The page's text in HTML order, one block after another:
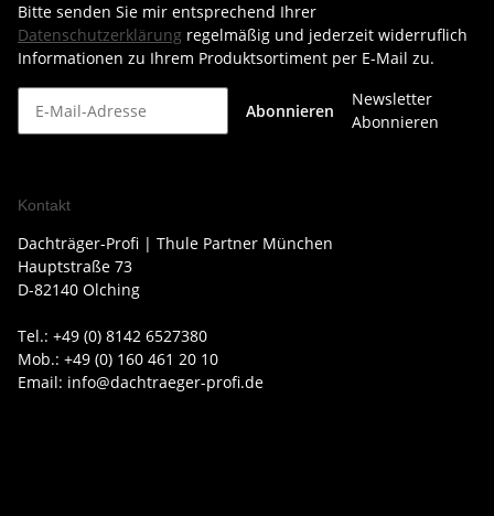
Bitte senden Sie mir entsprechend Ihrer
Datenschutzerklärung regelmäßig und jederzeit widerruflich
Informationen zu Ihrem Produktsortiment per E-Mail zu.
Abonnieren
Newsletter
Abonnieren
Kontakt
Dachträger-Profi | Thule Partner München
Hauptstraße 73
D-82140 Olching
Tel.: +49 (0) 8142 6527380
Mob.: +49 (0) 160 461 20 10
Email: info@dachtraeger-profi.de